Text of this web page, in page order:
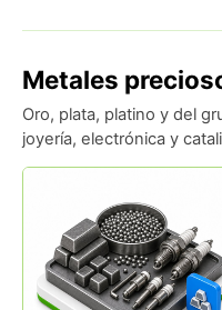
Metales
Oro, plata, platino y del
joyería, electrónica y